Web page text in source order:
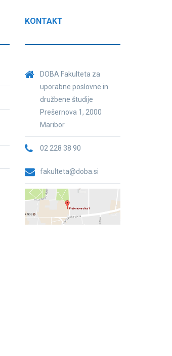
KONTAKT
DOBA Fakulteta za
uporabne poslovne in
družbene študije
Prešernova 1, 2000
Maribor
02 228 38 90
fakulteta@doba.si